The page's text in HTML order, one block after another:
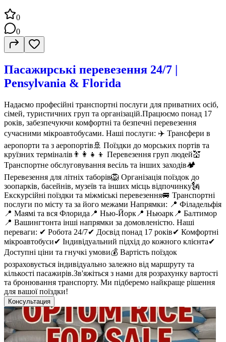
0
0
Пасажирські перевезення 24/7 |
Pensylvania & Florida
Надаємо професійні транспортні послуги для приватних осіб,
сімей, туристичних груп та організацій.Працюємо понад 17
років, забезпечуючи комфортні та безпечні перевезення
сучасними мікроавтобусами. Наші послуги: ✈️ Трансфери в
аеропорти та з аеропортів🚢 Поїздки до морських портів та
круїзних терміналів👨‍👩‍👧‍👦 Перевезення груп людей💒
Транспортне обслуговування весіль та інших заходів🏕️
Перевезення для літніх таборів🦁 Організація поїздок до
зоопарків, басейнів, музеїв та інших місць відпочинку🗽
Екскурсійні поїздки та міжміські перевезення🚐 Транспортні
послуги по місту та за його межами Напрямки: 📍 Філадельфія
📍 Маямі та вся Флорида📍 Нью-Йорк📍 Ньюарк📍 Балтимор
📍 Вашингтонта інші напрямки за домовленістю. Наші
переваги: ✔ Робота 24/7✔ Досвід понад 17 років✔ Комфортні
мікроавтобуси✔ Індивідуальний підхід до кожного клієнта✔
Доступні ціни та гнучкі умови💰 Вартість поїздок
розраховується індивідуально залежно від маршруту та
кількості пасажирів.Зв'яжіться з нами для розрахунку вартості
та бронювання транспорту. Ми підберемо найкраще рішення
для вашої поїздки!
Консультация